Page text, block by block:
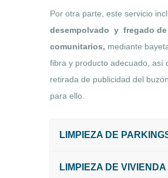
Por otra parte, este servicio
desempolvado y fregado
comunitarios, mediante
fibra y producto adecuado, así
retirada de publicidad del
para ello.
LIMPIEZA DE
LIMPIEZA DE VIVIENDA